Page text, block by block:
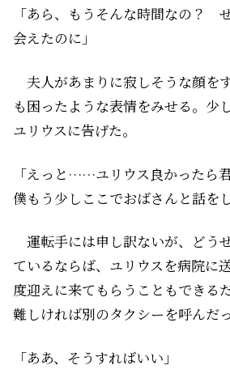
「あら、もうそんな時間なの？
会えたのに」
夫人があまりに寂しそうな顔を
も困ったような表情をみせる。少
ユリウスに告げた。
「えっと……ユリウス良かったら
僕もう少しここでおばさんと話を
運転手には申し訳ないが、どう
ているならば、ユリウスを病院に
度迎えに来てもらうこともできる
難しければ別のタクシーを呼んだ
「ああ、そうすればいい」